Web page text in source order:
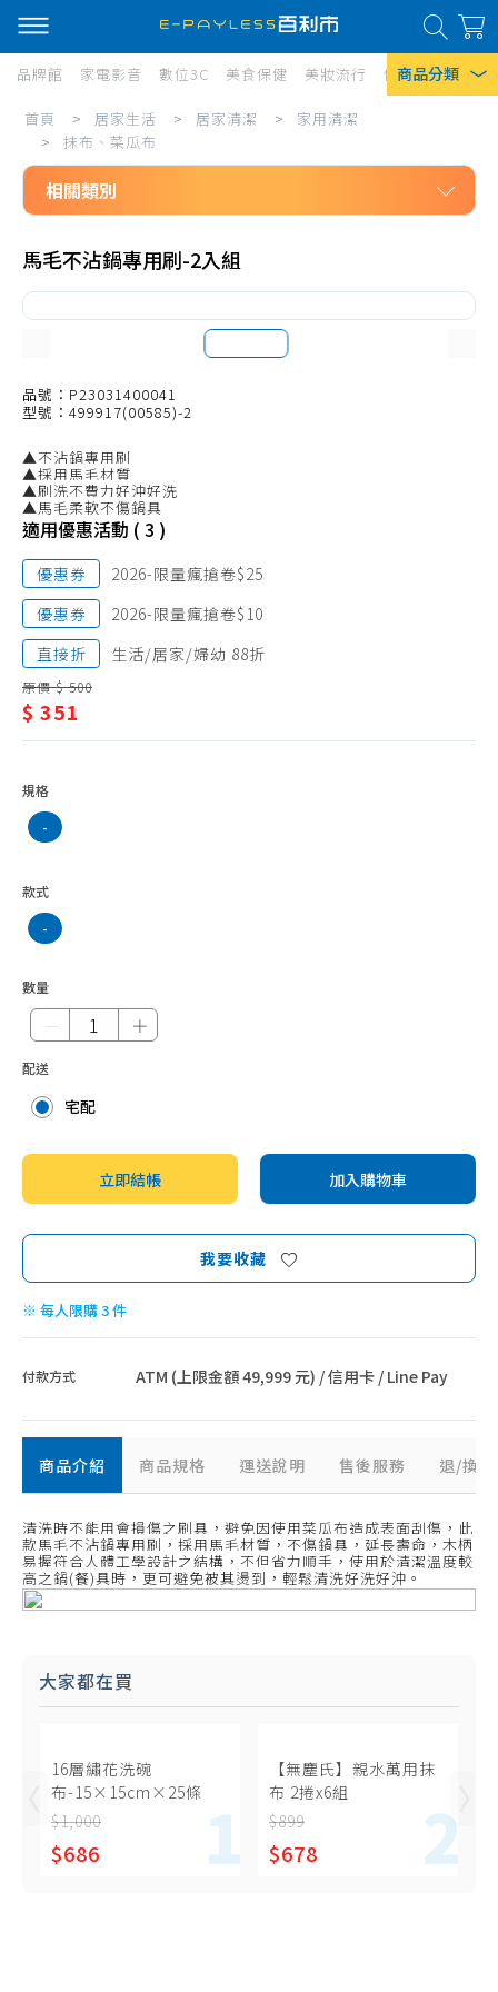
商品分類
熱門搜尋
風扇
口罩
除濕機
衛生紙
品牌館 家電影音 數位3C 美食保健 美妝流行 傢俱寢具 居
居
生
活/
居
家
家
用
清
潔/
抹
布、
菜
瓜
布
首頁 > 居家生活 > 居家清潔 >
家用清潔
>
抹布、菜瓜布
相關類別
居家清潔
拖把、週邊配件
掃把、週邊配件
清潔工具
抹布、菜瓜布
垃圾袋
垃圾桶
清潔劑品
環境抗菌、防護用品
防蚊、驅蚊、除蠅
除蟲、殺蟑、鼠疫
除臭、芳香
水管
防水噴霧
馬毛不沾鍋專用刷-2入組
品號：P23031400041
型號：499917(00585)-2
▲不沾鍋專用刷
▲採用馬毛材質
▲刷洗不費力好沖好洗
▲馬毛柔軟不傷鍋具
適用優惠活動 ( 3 )
優惠券
2026-限量瘋搶卷$25
優惠券
2026-限量瘋搶卷$10
直接折
生活/居家/婦幼 88折
原價 $ 500
$ 351
規格
-
款式
-
數量
＋
配送
宅配
立即結帳 加入購物車
我要收藏
※ 每人限購 3 件
付款方式 ATM (上限金額 49,999 元) / 信用卡 / Line Pay
商品介紹 商品規格 運送說明 售後服務 退/換
清洗時不能用會損傷之刷具，避免因使用菜瓜布造成表面刮傷，此
款馬毛不沾鍋專用刷，採用馬毛材質，不傷鍋具，延長壽命，木柄
易握符合人體工學設計之結構，不但省力順手，使用於清潔溫度較
高之鍋(餐)具時，更可避免被其燙到，輕鬆清洗好洗好沖。
大家都在買
16層繡花洗碗
布-15×15cm×25條
$1,000
$686
【無塵氏】親水萬用抹
布 2捲x6組
$899
$678